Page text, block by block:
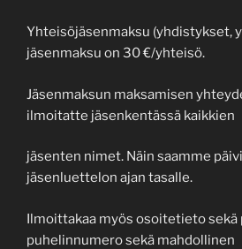
Yhteisöjäsenmaksu (yhdistykset,
jäsenmaksu on 30 €/yhteisö.
Jäsenmaksun maksamisen
ilmoitatte jäsenkentässä kaikkien
jäsenten nimet. Näin saamme
jäsenluettelon ajan tasalle.
Ilmoittakaa myös osoitetieto sekä
puhelinnumero sekä mahdollinen